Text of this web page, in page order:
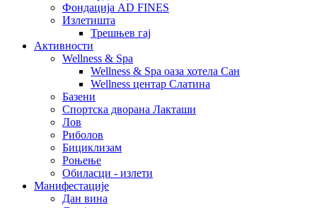
Фондација AD FINES
Излетишта
Трешњев гај
Активности
Wellness & Spa
Wellness & Spa оаза хотела Сан
Wellness центар Слатина
Базени
Спортска дворана Лакташи
Лов
Риболов
Бициклизам
Роњење
Обиласци - излети
Манифестације
Дан вина